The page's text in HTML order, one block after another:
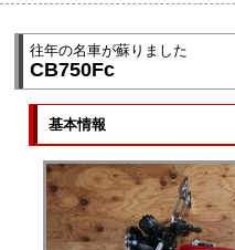
往年の名車が蘇りました
CB750Fc
基本情報